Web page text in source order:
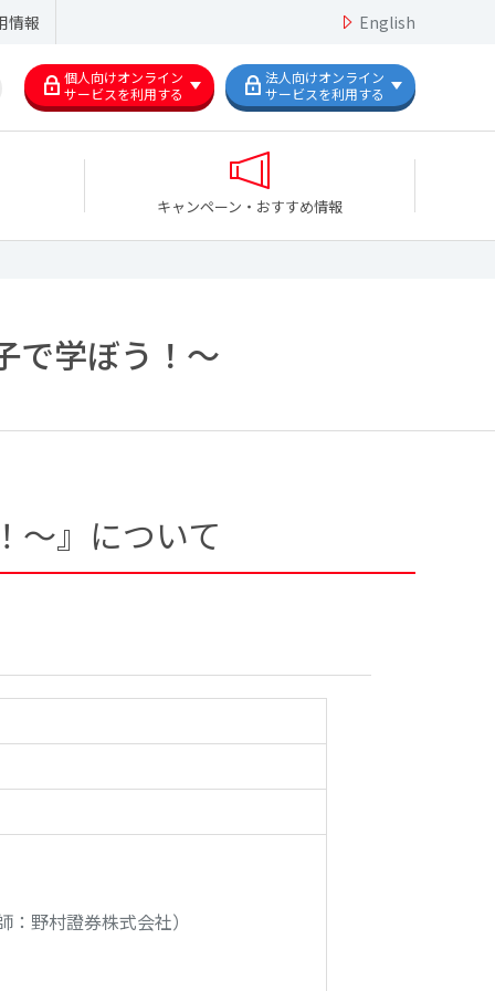
情報 English
個人向けオンライン
サービスを利用する
法人向けオンライン
サービスを利用する
キャンペーン・おすすめ情報
で学ぼう！～
～』について
野村證券株式会社）